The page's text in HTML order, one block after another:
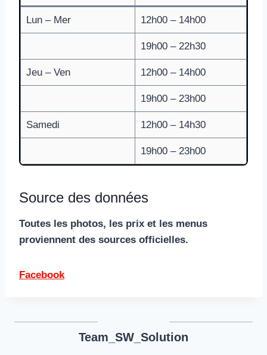
Lun – Mer 12h00 – 14h00
19h00 – 22h30
Jeu – Ven 12h00 – 14h00
19h00 – 23h00
Samedi 12h00 – 14h30
19h00 – 23h00
Source des données
Toutes les photos, les prix et les menus
proviennent des sources officielles.
Facebook
Team_SW_Solution